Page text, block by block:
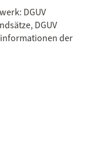
DGUV
DGUV
der